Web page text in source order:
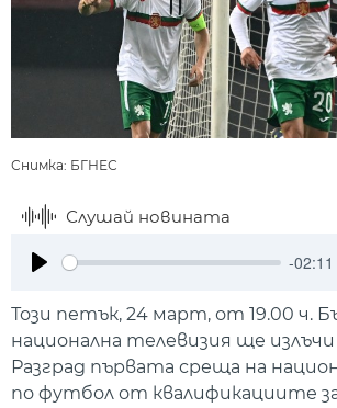
Снимка: БГНЕС
Слушай новината
-02:11
Този петък, 24 март, от 19.00 ч.
национална телевизия ще
Разград първата среща на
по футбол от квалификациите